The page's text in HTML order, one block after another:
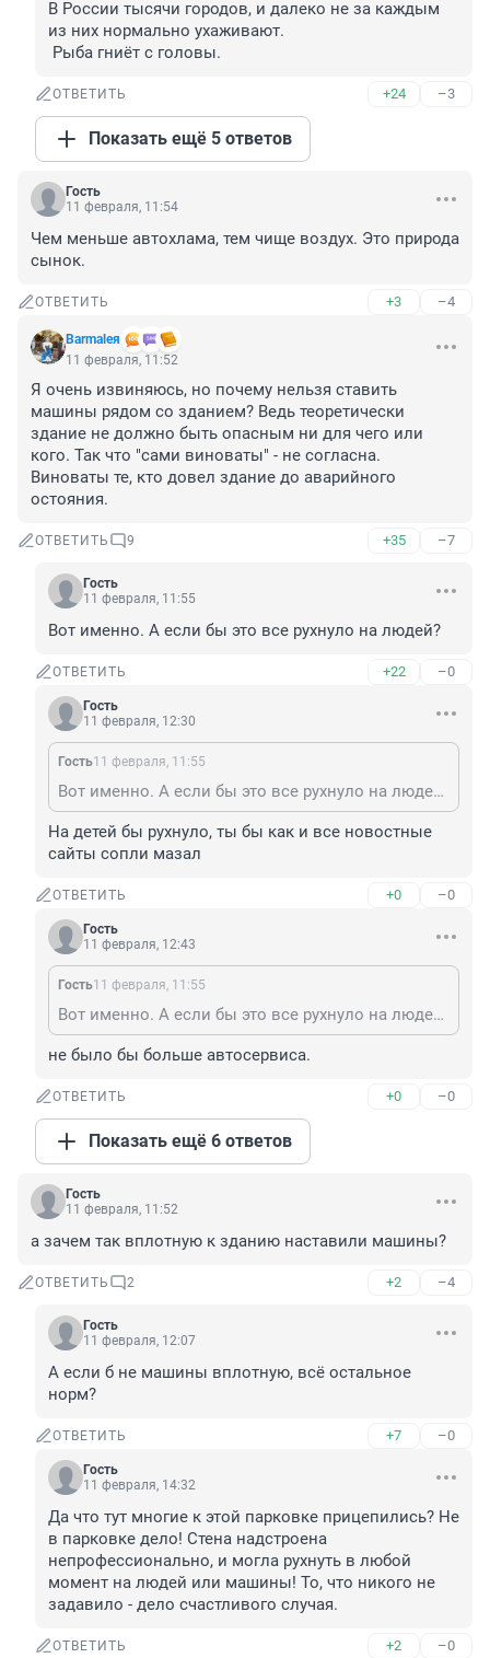
В России тысячи городов, и далеко не за каждым
из них нормально ухаживают.
Рыба гниёт с головы.
ОТВЕТИТЬ +24 –3
Показать ещё 5 ответов
Гость
11 февраля, 11:54
Чем меньше автохлама, тем чище воздух. Это природа
сынок.
ОТВЕТИТЬ +3 –4
Barmaleя
11 февраля, 11:52
Я очень извиняюсь, но почему нельзя ставить
машины рядом со зданием? Ведь теоретически
здание не должно быть опасным ни для чего или
кого. Так что "сами виноваты" - не согласна.
Виноваты те, кто довел здание до аварийного
остояния.
ОТВЕТИТЬ 9 +35 –7
Гость
11 февраля, 11:55
Вот именно. А если бы это все рухнуло на людей?
ОТВЕТИТЬ +22 –0
Гость
11 февраля, 12:30
Гость11 февраля, 11:55
Вот именно. А если бы это все рухнуло на людей?
На детей бы рухнуло, ты бы как и все новостные
сайты сопли мазал
ОТВЕТИТЬ +0 –0
Гость
11 февраля, 12:43
Гость11 февраля, 11:55
Вот именно. А если бы это все рухнуло на людей?
не было бы больше автосервиса.
ОТВЕТИТЬ +0 –0
Показать ещё 6 ответов
Гость
11 февраля, 11:52
а зачем так вплотную к зданию наставили машины?
ОТВЕТИТЬ 2 +2 –4
Гость
11 февраля, 12:07
А если б не машины вплотную, всё остальное
норм?
ОТВЕТИТЬ +7 –0
Гость
11 февраля, 14:32
Да что тут многие к этой парковке прицепились? Не
в парковке дело! Стена надстроена
непрофессионально, и могла рухнуть в любой
момент на людей или машины! То, что никого не
задавило - дело счастливого случая.
ОТВЕТИТЬ +2 –0